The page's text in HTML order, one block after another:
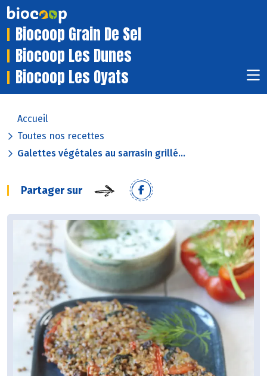
Biocoop Grain De Sel
Biocoop Les Dunes
Biocoop Les Oyats
Accueil
Toutes nos recettes
Galettes végétales au sarrasin grillé...
Partager sur